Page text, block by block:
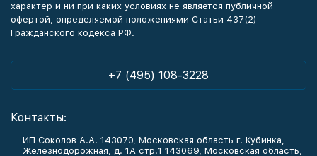
характер и ни при каких условиях не является публичной
офертой, определяемой положениями Статьи 437(2)
Гражданского кодекса РФ.
+7 (495) 108-3228
Контакты:
ИП Соколов А.А. 143070, Московская область г. Кубинка,
Железнодорожная, д. 1А стр.1 143069, Московская область,